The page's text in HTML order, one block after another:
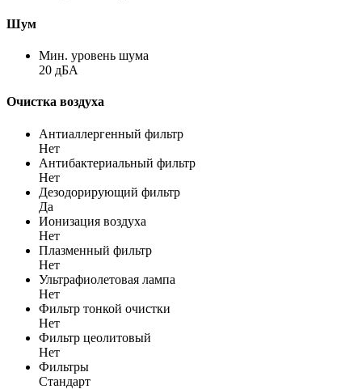
Шум
Мин. уровень шума
20 дБА
Очистка воздуха
Антиаллергенный фильтр
Нет
Антибактериальный фильтр
Нет
Дезодорирующий фильтр
Да
Ионизация воздуха
Нет
Плазменный фильтр
Нет
Ультрафиолетовая лампа
Нет
Фильтр тонкой очистки
Нет
Фильтр цеолитовый
Нет
Фильтры
Стандарт